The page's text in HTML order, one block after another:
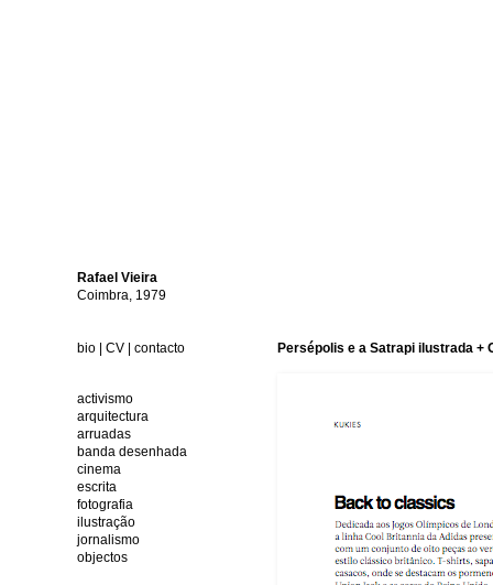
Persépolis e a Satrapi ilustrada +
Rafael Vieira
Coimbra, 1979
bio CV contacto
activismo
arquitectura
arruadas
banda desenhada
cinema
escrita
fotografia
ilustração
jornalismo
objectos